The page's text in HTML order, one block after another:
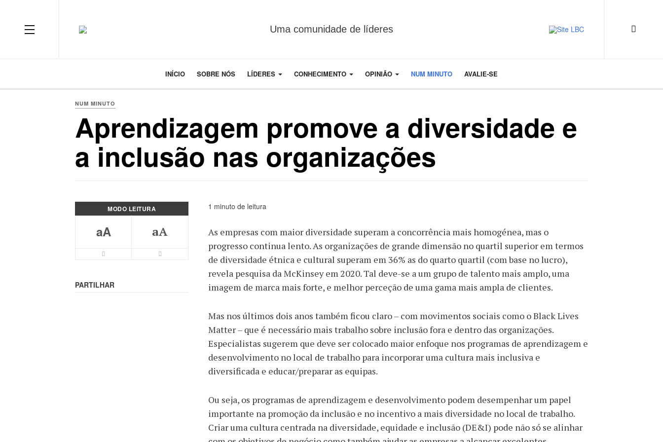
Uma comunidade de líderes
INÍCIO SOBRE NÓS LÍDERES CONHECIMENTO OPINIÃO NUM MINUTO AVALIE-SE
NUM MINUTO
Aprendizagem promove a diversidade e
a inclusão nas organizações
MODO LEITURA
aA aA
PARTILHAR
1 minuto de leitura
As empresas com maior diversidade superam a concorrência mais homogénea, mas o
progresso continua lento. As organizações de grande dimensão no quartil superior em termos
de diversidade étnica e cultural superam em 36% as do quarto quartil (com base no lucro),
revela pesquisa da McKinsey em 2020. Tal deve-se a um grupo de talento mais amplo, uma
imagem de marca mais forte, e melhor perceção de uma gama mais ampla de clientes.
Mas nos últimos dois anos também ficou claro – com movimentos sociais como o Black Lives
Matter – que é necessário mais trabalho sobre inclusão fora e dentro das organizações.
Especialistas sugerem que deve ser colocado maior enfoque nos programas de aprendizagem e
desenvolvimento no local de trabalho para incorporar uma cultura mais inclusiva e
diversificada e educar/preparar as equipas.
Ou seja, os programas de aprendizagem e desenvolvimento podem desempenhar um papel
importante na promoção da inclusão e no incentivo a mais diversidade no local de trabalho.
Criar uma cultura centrada na diversidade, equidade e inclusão (DE&I) pode não só se alinhar